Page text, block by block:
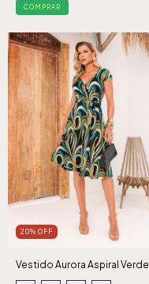
COMPRAR
20% OFF
Vestido Aurora Aspiral Verde